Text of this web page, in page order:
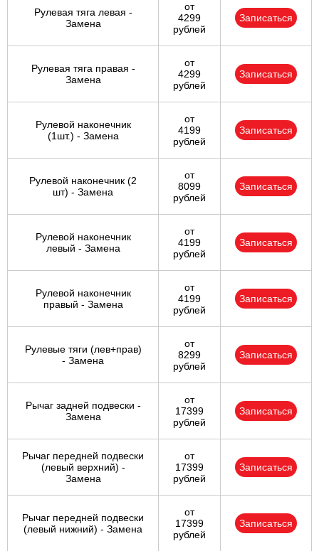
Рулевая тяга левая -
Замена
от
4299
рублей
Записаться
Рулевая тяга правая -
Замена
от
4299
рублей
Записаться
Рулевой наконечник
(1шт.) - Замена
от
4199
рублей
Записаться
Рулевой наконечник (2
шт) - Замена
от
8099
рублей
Записаться
Рулевой наконечник
левый - Замена
от
4199
рублей
Записаться
Рулевой наконечник
правый - Замена
от
4199
рублей
Записаться
Рулевые тяги (лев+прав)
- Замена
от
8299
рублей
Записаться
Рычаг задней подвески -
Замена
от
17399
рублей
Записаться
Рычаг передней подвески
(левый верхний) -
Замена
от
17399
рублей
Записаться
Рычаг передней подвески
(левый нижний) - Замена
от
17399
рублей
Записаться